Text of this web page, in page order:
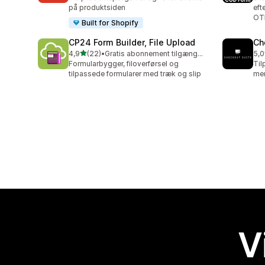
på produktsiden
Built for Shopify
CP24 Form Builder, File Upload
4,9ud af 5 stjerner
(22)
22 anmeldelser i alt
•
Gratis abonnement tilgængeligt
Formularbygger, filoverførsel og
tilpassede formularer med træk og slip
5,0
11